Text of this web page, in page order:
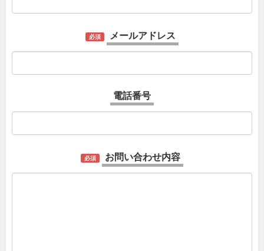
必須 メールアドレス
電話番号
必須 お問い合わせ内容